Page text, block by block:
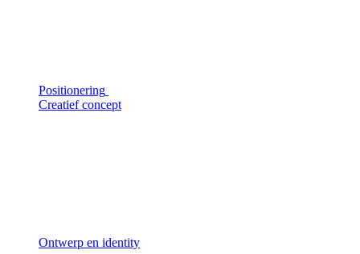
Positionering
Creatief concept
Ontwerp en identity